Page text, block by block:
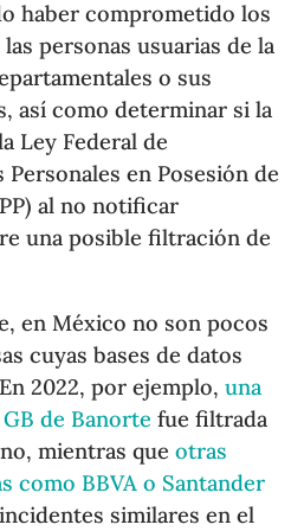
haber comprometido los
personas usuarias de la
o sus
así como determinar si la
Ley Federal de
en Posesión de
al no notificar
una posible filtración de
en México no son pocos
cuyas bases de datos
2022, por ejemplo,una
de Banorte fue filtrada
mientras queotras
como BBVA o Santander
similares en el